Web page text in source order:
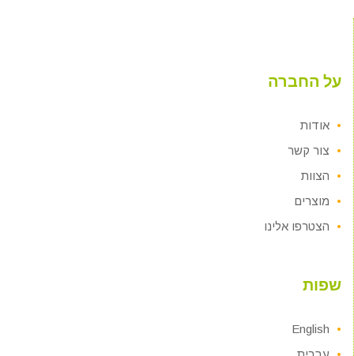
על החברה
אודות
צור קשר
הצוות
מוצרים
הצטרפו אלינו
שפות
English